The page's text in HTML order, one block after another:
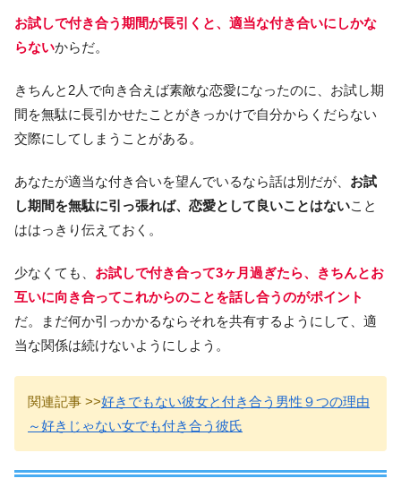
お試しで付き合う期間が長引くと、適当な付き合いにしかな
らないからだ。
きちんと2人で向き合えば素敵な恋愛になったのに、お試し期
間を無駄に長引かせたことがきっかけで自分からくだらない
交際にしてしまうことがある。
あなたが適当な付き合いを望んでいるなら話は別だが、 お試
し期間を無駄に引っ張れば、恋愛として良いことはないこと
ははっきり伝えておく。
少なくても、 お試しで付き合って3ヶ月過ぎたら、きちんとお
互いに向き合ってこれからのことを話し合うのがポイント
だ。まだ何か引っかかるならそれを共有するようにして、適
当な関係は続けないようにしよう。
関連記事 >>好きでもない彼女と付き合う男性９つの理由
～好きじゃない女でも付き合う彼氏